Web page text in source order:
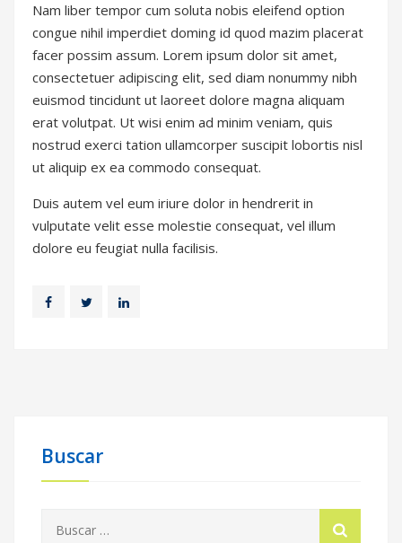
Nam liber tempor cum soluta nobis eleifend option
congue nihil imperdiet doming id quod mazim placerat
facer possim assum. Lorem ipsum dolor sit amet,
consectetuer adipiscing elit, sed diam nonummy nibh
euismod tincidunt ut laoreet dolore magna aliquam
erat volutpat. Ut wisi enim ad minim veniam, quis
nostrud exerci tation ullamcorper suscipit lobortis nisl
ut aliquip ex ea commodo consequat.
Duis autem vel eum iriure dolor in hendrerit in
vulputate velit esse molestie consequat, vel illum
dolore eu feugiat nulla facilisis.
Buscar